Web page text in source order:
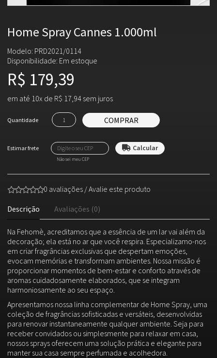
Home Spray Cannes 1.000ml
Modelo: PRD2021/0114
Disponibilidade: Em estoque
R$ 179,39
em até 10x de R$ 17,94 sem juros
Quantidade COMPRAR
Não sei meu CEP
0 avaliações /Avalie este produto
Descrição Avaliações (0)
Na Fehomè, acreditamos que a essência de um lar vai além da
decoração; ela está no ar que você respira. Especializamo-nos
em criar fragrâncias exclusivas que despertam emoções,
evocam memórias e transformam ambientes. Nossa missão é
proporcionar momentos de bem-estar e conforto através de
aromas cuidadosamente elaborados, que se integram
harmoniosamente ao seu espaço.
Apresentamos nossa linha complementar de Home Spray, uma
coleção de fragrâncias sofisticadas e versáteis, desenvolvidas
para renovar instantaneamente qualquer ambiente. Seja para
receber convidados ou simplesmente para relaxar em casa,
nossos sprays oferecem uma solução prática e elegante para
manter sua casa sempre perfumada e acolhedora.